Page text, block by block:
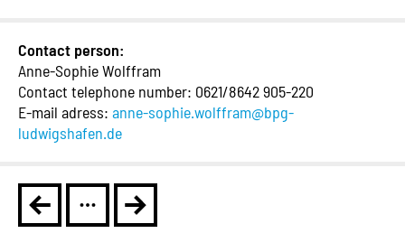
Contact person:
Anne-Sophie Wolffram
Contact telephone number: 0621/8642 905-220
E-mail adress: anne-sophie.wolffram@bpg-
ludwigshafen.de